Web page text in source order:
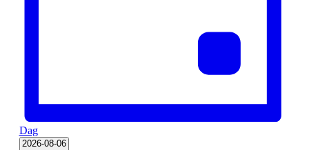
Dag
2026-08-06 Vælg